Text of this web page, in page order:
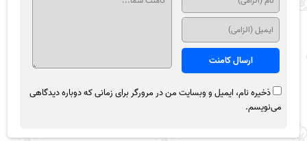
ذخیره نام، ایمیل و وبسایت من در مرورگر برای زمانی که دوباره دیدگاهی
می‌نویسم.